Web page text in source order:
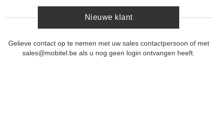
Nieuwe klant
Gelieve contact op te nemen met uw sales contactpersoon of met
sales@mobitel.be als u nog geen login ontvangen heeft.